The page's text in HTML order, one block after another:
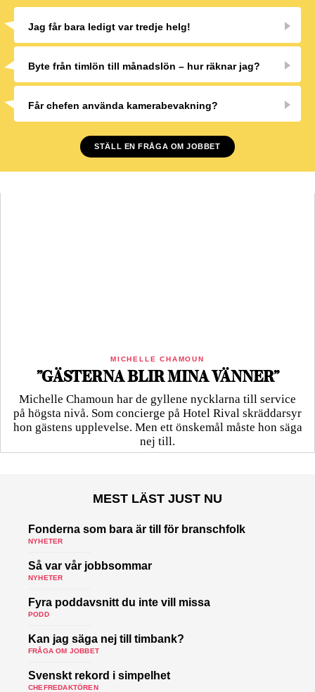
Jag får bara ledigt var tredje helg!
Byte från timlön till månadslön – hur räknar jag?
Får chefen använda kamerabevakning?
STÄLL EN FRÅGA OM JOBBET
MICHELLE CHAMOUN
”GÄSTERNA BLIR MINA VÄNNER”
Michelle Chamoun har de gyllene nycklarna till service
på högsta nivå. Som concierge på Hotel Rival skräddarsyr
hon gästens upp­levelse. Men ett önskemål måste hon säga
nej till.
MEST LÄST JUST NU
Fonderna som bara är till för branschfolk
NYHETER
Så var vår jobbsommar
NYHETER
Fyra poddavsnitt du inte vill missa
PODD
Kan jag säga nej till timbank?
FRÅGA OM JOBBET
Svenskt rekord i simpelhet
CHEFREDAKTÖREN